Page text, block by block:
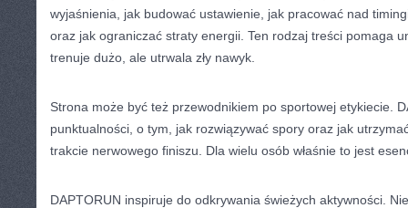
wyjaśnienia, jak budować ustawienie, jak pracować nad
oraz jak ograniczać straty energii. Ten rodzaj treści pomaga
trenuje dużo, ale utrwala zły nawyk.
Strona może być też przewodnikiem po sportowej etykiecie.
punktualności, o tym, jak rozwiązywać spory oraz jak
trakcie nerwowego finiszu. Dla wielu osób właśnie to jest
DAPTORUN inspiruje do odkrywania świeżych aktywności.